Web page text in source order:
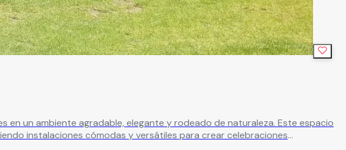
agradable, elegante y rodeado de naturaleza. Este espacio
instalaciones cómodas y versátiles para crear celebraciones